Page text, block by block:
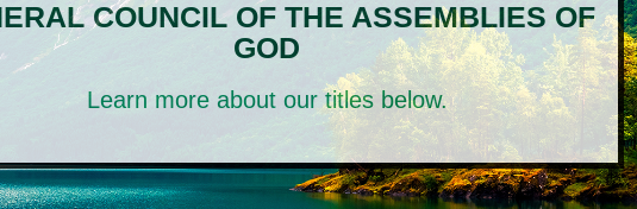
COUNCIL OF THE ASSEMBLIES OF
GOD
Learn more about our titles below.